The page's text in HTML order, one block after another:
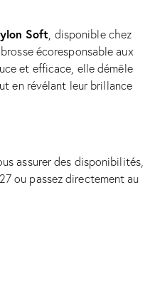
Soft , disponible chez
écoresponsable aux
et efficace, elle démêle
en révélant leur brillance
assurer des disponibilités,
ou passez directementau